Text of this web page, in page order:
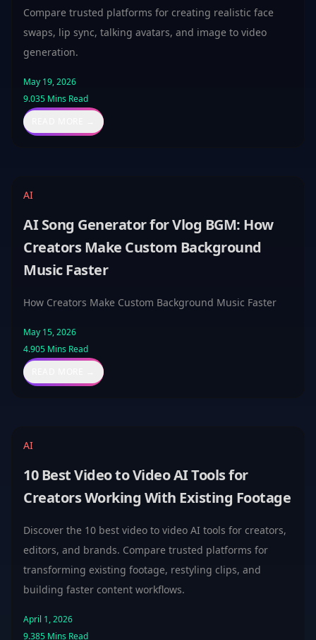
Compare trusted platforms for creating realistic face
swaps, lip sync, talking avatars, and image to video
generation.
May 19, 2026
9.035 Mins Read
AI
AI Song Generator for Vlog BGM: How
Creators Make Custom Background
Music Faster
How Creators Make Custom Background Music Faster
May 15, 2026
4.905 Mins Read
AI
10 Best Video to Video AI Tools for
Creators Working With Existing Footage
Discover the 10 best video to video AI tools for creators,
editors, and brands. Compare trusted platforms for
transforming existing footage, restyling clips, and
building faster content workflows.
April 1, 2026
9.385 Mins Read